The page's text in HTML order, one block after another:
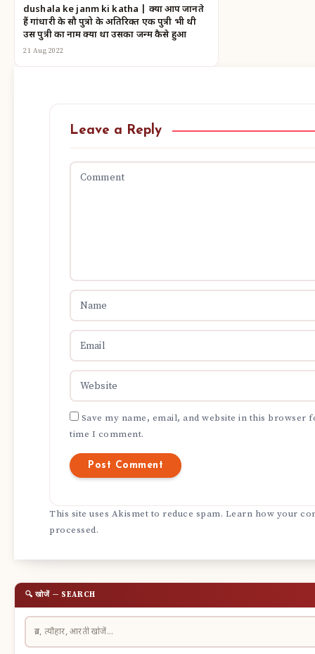
dushala ke janm ki katha | क्या आप जानते
हैं गांधारी के सौ पुत्रो के अतिरिक्त एक पुत्री भी थी
उस पुत्री का नाम क्या था उसका जन्म कैसे हुआ
21 Aug 2022
Leave a Reply
Save my name, email, and website in this browser
time I comment.
This site uses Akismet to reduce spam. Learn how your
processed.
🔍 खोजें — SEARCH